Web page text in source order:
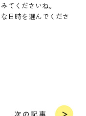
てくださいね。
日時を選んでくださ